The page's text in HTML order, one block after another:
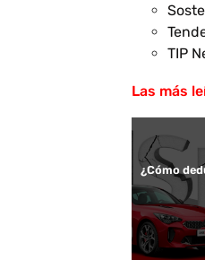
TIP
Las más
¿Cómo